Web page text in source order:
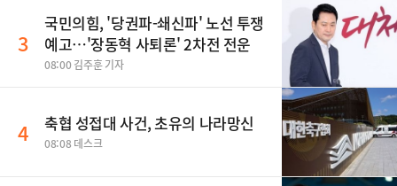
3
국민의힘, '당권파-쇄신파' 노선 투쟁
예고…'장동혁 사퇴론' 2차전 전운
08:00 김주훈 기자
4 축협 성접대 사건, 초유의 나라망신
08:08 데스크